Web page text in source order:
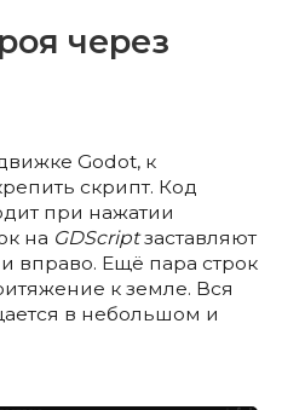
через
Godot, к
скрипт. Код
при нажатии
на GDScriptзаставляют
вправо. Ещё пара строк
к земле. Вся
в небольшом и